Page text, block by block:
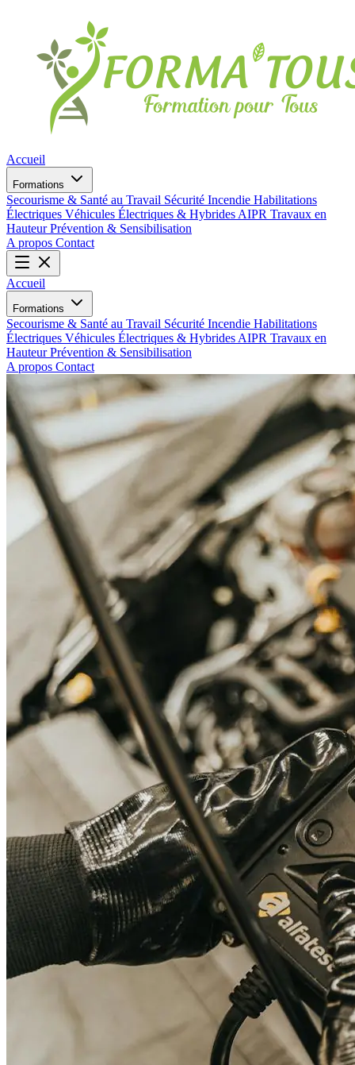
Accueil
Formations
Secourisme & Santé au Travail Sécurité Incendie Habilitations
Électriques Véhicules Électriques & Hybrides AIPR Travaux en
HauteurPrévention & Sensibilisation
A propos Contact
Accueil
Formations
Secourisme & Santé au Travail Sécurité Incendie Habilitations
Électriques Véhicules Électriques & Hybrides AIPR Travaux en
HauteurPrévention & Sensibilisation
A propos Contact